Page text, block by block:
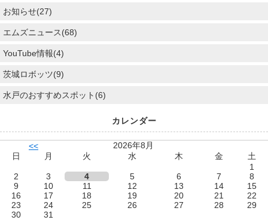
お知らせ(27)
エムズニュース(68)
YouTube情報(4)
茨城ロボッツ(9)
水戸のおすすめスポット(6)
カレンダー
<<
2026年8月
日
月 火 水 木 金
土
1
2
3 4 5 6 7
8
9
10 11 12 13 14
15
16
17 18 19 20 21
22
23
24 25 26 27 28
29
30
31